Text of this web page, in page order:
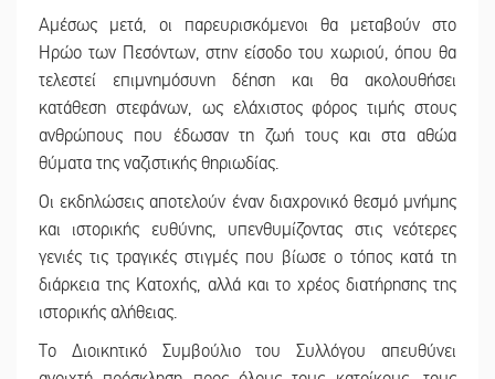
Αμέσως μετά, οι παρευρισκόμενοι θα μεταβούν στο
Ηρώο των Πεσόντων, στην είσοδο του χωριού, όπου θα
τελεστεί επιμνημόσυνη δέηση και θα ακολουθήσει
κατάθεση στεφάνων, ως ελάχιστος φόρος τιμής στους
ανθρώπους που έδωσαν τη ζωή τους και στα αθώα
θύματα της ναζιστικής θηριωδίας.
Οι εκδηλώσεις αποτελούν έναν διαχρονικό θεσμό μνήμης
και ιστορικής ευθύνης, υπενθυμίζοντας στις νεότερες
γενιές τις τραγικές στιγμές που βίωσε ο τόπος κατά τη
διάρκεια της Κατοχής, αλλά και το χρέος διατήρησης της
ιστορικής αλήθειας.
Το Διοικητικό Συμβούλιο του Συλλόγου απευθύνει